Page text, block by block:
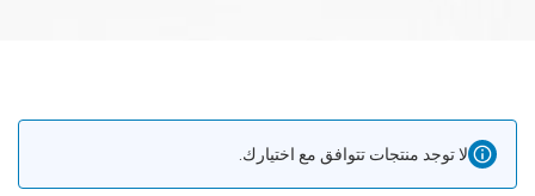
لا توجد منتجات تتوافق مع اختيارك.